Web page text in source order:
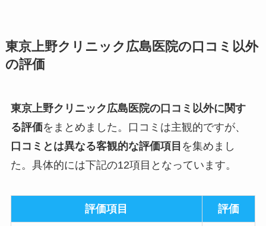
東京上野クリニック広島医院の口コミ以外
の評価
東京上野クリニック広島医院の口コミ以外に関す
る評価をまとめました。口コミは主観的ですが、
口コミとは異なる客観的な評価項目 を集めまし
た。具体的には下記の12項目となっています。
評価項目 評価